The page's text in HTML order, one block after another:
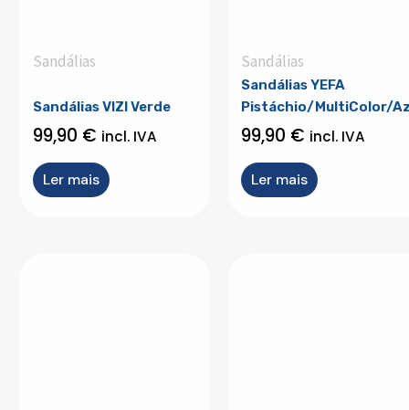
Sandálias
Sandálias VIZI Verde
99,90 € incl. IVA
Ler mais
Sandálias
Sandálias YEFA
Pistáchio/MultiColor/
99,90 € incl. IVA
Ler mais